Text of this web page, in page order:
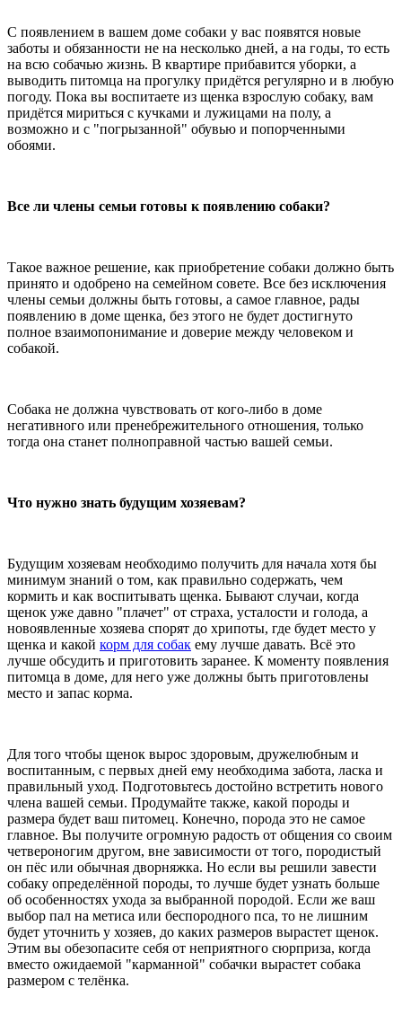
С появлением в вашем доме собаки у вас появятся новые
заботы и обязанности не на несколько дней, а на годы, то есть
на всю собачью жизнь. В квартире прибавится уборки, а
выводить питомца на прогулку придётся регулярно и в любую
погоду. Пока вы воспитаете из щенка взрослую собаку, вам
придётся мириться с кучками и лужицами на полу, а
возможно и с "погрызанной" обувью и попорченными
обоями.
Все ли члены семьи готовы к появлению собаки?
Такое важное решение, как приобретение собаки должно быть
принято и одобрено на семейном совете. Все без исключения
члены семьи должны быть готовы, а самое главное, рады
появлению в доме щенка, без этого не будет достигнуто
полное взаимопонимание и доверие между человеком и
собакой.
Собака не должна чувствовать от кого-либо в доме
негативного или пренебрежительного отношения, только
тогда она станет полноправной частью вашей семьи.
Что нужно знать будущим хозяевам?
Будущим хозяевам необходимо получить для начала хотя бы
минимум знаний о том, как правильно содержать, чем
кормить и как воспитывать щенка. Бывают случаи, когда
щенок уже давно "плачет" от страха, усталости и голода, а
новоявленные хозяева спорят до хрипоты, где будет место у
щенка и какой корм для собак ему лучше давать. Всё это
лучше обсудить и приготовить заранее. К моменту появления
питомца в доме, для него уже должны быть приготовлены
место и запас корма.
Для того чтобы щенок вырос здоровым, дружелюбным и
воспитанным, с первых дней ему необходима забота, ласка и
правильный уход. Подготовьтесь достойно встретить нового
члена вашей семьи. Продумайте также, какой породы и
размера будет ваш питомец. Конечно, порода это не самое
главное. Вы получите огромную радость от общения со своим
четвероногим другом, вне зависимости от того, породистый
он пёс или обычная дворняжка. Но если вы решили завести
собаку определённой породы, то лучше будет узнать больше
об особенностях ухода за выбранной породой. Если же ваш
выбор пал на метиса или беспородного пса, то не лишним
будет уточнить у хозяев, до каких размеров вырастет щенок.
Этим вы обезопасите себя от неприятного сюрприза, когда
вместо ожидаемой "карманной" собачки вырастет собака
размером с телёнка.